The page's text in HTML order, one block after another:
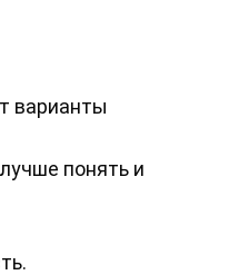
варианты
понять и